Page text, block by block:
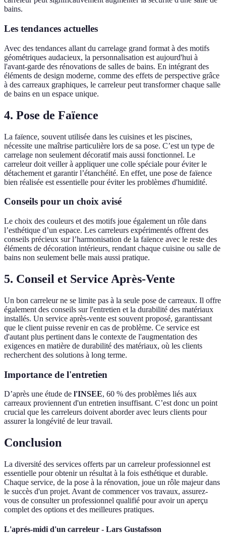
bains.
Les tendances actuelles
Avec des tendances allant du carrelage grand format à des motifs
géométriques audacieux, la personnalisation est aujourd'hui à
l'avant-garde des rénovations de salles de bains. En intégrant des
éléments de design moderne, comme des effets de perspective grâce
à des carreaux graphiques, le carreleur peut transformer chaque salle
de bains en un espace unique.
4. Pose de Faïence
La faïence, souvent utilisée dans les cuisines et les piscines,
nécessite une maîtrise particulière lors de sa pose. C’est un type de
carrelage non seulement décoratif mais aussi fonctionnel. Le
carreleur doit veiller à appliquer une colle spéciale pour éviter le
détachement et garantir l’étanchéité. En effet, une pose de faïence
bien réalisée est essentielle pour éviter les problèmes d'humidité.
Conseils pour un choix avisé
Le choix des couleurs et des motifs joue également un rôle dans
l’esthétique d’un espace. Les carreleurs expérimentés offrent des
conseils précieux sur l’harmonisation de la faïence avec le reste des
éléments de décoration intérieurs, rendant chaque cuisine ou salle de
bains non seulement belle mais aussi pratique.
5. Conseil et Service Après-Vente
Un bon carreleur ne se limite pas à la seule pose de carreaux. Il offre
également des conseils sur l'entretien et la durabilité des matériaux
installés. Un service après-vente est souvent proposé, garantissant
que le client puisse revenir en cas de problème. Ce service est
d'autant plus pertinent dans le contexte de l'augmentation des
exigences en matière de durabilité des matériaux, où les clients
recherchent des solutions à long terme.
Importance de l'entretien
D’après une étude de l'INSEE, 60 % des problèmes liés aux
carreaux proviennent d'un entretien insuffisant. C’est donc un point
crucial que les carreleurs doivent aborder avec leurs clients pour
assurer la longévité de leur travail.
Conclusion
La diversité des services offerts par un carreleur professionnel est
essentielle pour obtenir un résultat à la fois esthétique et durable.
Chaque service, de la pose à la rénovation, joue un rôle majeur dans
le succès d'un projet. Avant de commencer vos travaux, assurez-
vous de consulter un professionnel qualifié pour avoir un aperçu
complet des options et des meilleures pratiques.
L'aprés-midi d'un carreleur - Lars Gustafsson